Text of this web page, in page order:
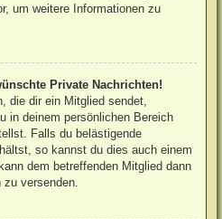
um weitere Informationen zu
Private Nachrichten!
die dir ein Mitglied sendet,
in deinem persönlichen Bereich
Falls du belästigende
so kannst du dies auch einem
dem betreffenden Mitglied dann
versenden.